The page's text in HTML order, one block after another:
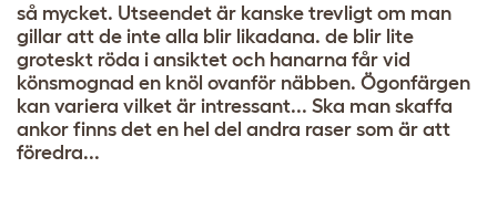
så mycket. Utseendet är kanske trevligt om man
gillar att de inte alla blir likadana. de blir lite
groteskt röda i ansiktet och hanarna får vid
könsmognad en knöl ovanför näbben. Ögonfärgen
kan variera vilket är intressant... Ska man skaffa
ankor finns det en hel del andra raser som är att
föredra...